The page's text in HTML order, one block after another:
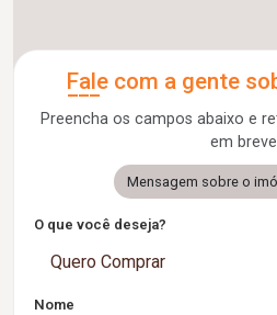
Fale com a gente
Preencha os campos abaixo e
em
Mensagem sobre o
O que você deseja?
Quero Comprar
Nome